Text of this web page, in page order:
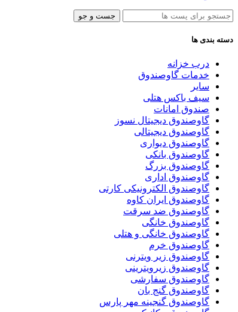
جست و جو
دسته بندی ها
درب خزانه
خدمات گاوصندوق
سایر
سیف باکس هتلی
صندوق امانات
گاوصندوق دیجیتال نسوز
گاوصندوق دیجیتالی
گاوصندوق دیواری
گاوصندوق بانکی
گاوصندوق بزرگ
گاوصندوق اداری
گاوصندوق الکترونیکی کارتی
گاوصندوق ایران کاوه
گاوصندوق ضد سرقت
گاوصندوق خانگی
گاوصندوق خانگی و هتلی
گاوصندوق خرم
گاوصندوق زیر ویترنی
گاوصندوق زیرویترینی
گاوصندوق سفارشی
گاوصندوق گنج بان
گاوصندوق گنجینه مهر پارس